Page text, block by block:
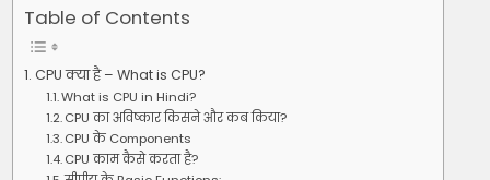
Table of Contents
CPU क्या है – What is CPU?
What is CPU in Hindi?
CPU का अविष्कार किसने और कब किया?
CPU के Components
CPU काम कैसे करता है?